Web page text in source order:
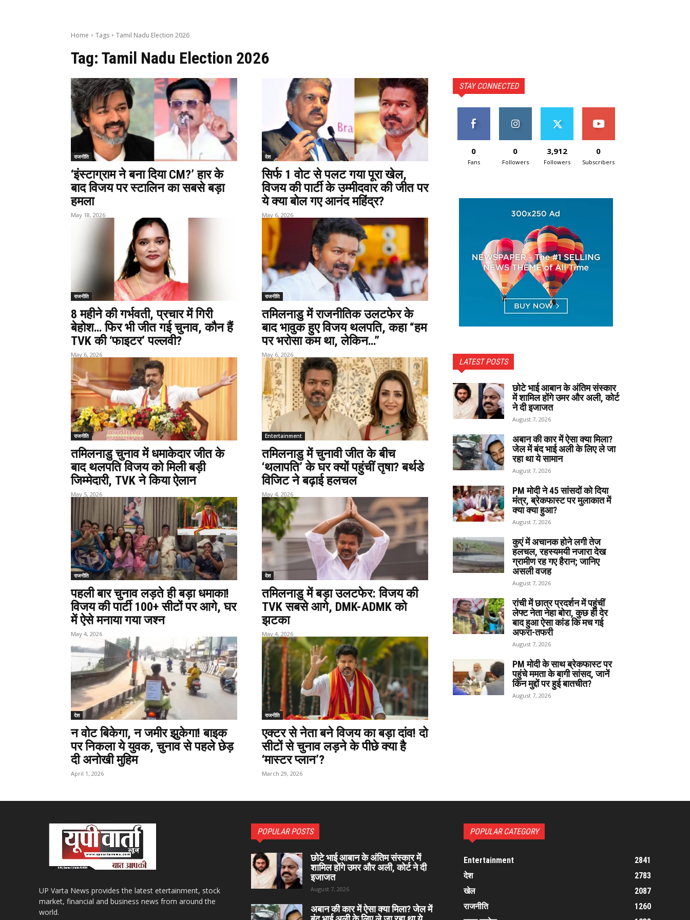
Home Tags Tamil Nadu Election 2026
Tag: Tamil Nadu Election 2026
राजनीति
‘इंस्टाग्राम ने बना दिया CM?’ हार के
बाद विजय पर स्टालिन का सबसे बड़ा
हमला
May 18, 2026
देश
सिर्फ 1 वोट से पलट गया पूरा खेल,
विजय की पार्टी के उम्मीदवार की जीत पर
ये क्या बोल गए आनंद महिंद्र?
May 6, 2026
राजनीति
8 महीने की गर्भवती, प्रचार में गिरी
बेहोश… फिर भी जीत गई चुनाव, कौन हैं
TVK की ‘फाइटर’ पल्लवी?
May 6, 2026
राजनीति
तमिलनाडु में राजनीतिक उलटफेर के
बाद भावुक हुए विजय थलपति, कहा “हम
पर भरोसा कम था, लेकिन…”
May 6, 2026
राजनीति
तमिलनाडु चुनाव में धमाकेदार जीत के
बाद थलपति विजय को मिली बड़ी
जिम्मेदारी, TVK ने किया ऐलान
May 5, 2026
Entertainment
तमिलनाडु में चुनावी जीत के बीच
‘थलापति’ के घर क्यों पहुंचीं तृषा? बर्थडे
विजिट ने बढ़ाई हलचल
May 4, 2026
राजनीति
पहली बार चुनाव लड़ते ही बड़ा धमाका!
विजय की पार्टी 100+ सीटों पर आगे, घर
में ऐसे मनाया गया जश्न
May 4, 2026
देश
तमिलनाडु में बड़ा उलटफेर: विजय की
TVK सबसे आगे, DMK-ADMK को
झटका
May 4, 2026
देश
न वोट बिकेगा, न जमीर झुकेगा! बाइक
पर निकला ये युवक, चुनाव से पहले छेड़
दी अनोखी मुहिम
April 1, 2026
राजनीति
एक्टर से नेता बने विजय का बड़ा दांव! दो
सीटों से चुनाव लड़ने के पीछे क्या है
‘मास्टर प्लान’?
March 29, 2026
STAY CONNECTED
0
Fans
0
Followers
3,912
Followers
0
Subscribers
LATEST POSTS
छोटे भाई आबान के अंतिम संस्कार
में शामिल होंगे उमर और अली, कोर्ट
ने दी इजाजत
August 7, 2026
अबान की कार में ऐसा क्या मिला?
जेल में बंद भाई अली के लिए ले जा
रहा था ये सामान
August 7, 2026
PM मोदी ने 45 सांसदों को दिया
मंत्र, ब्रेकफास्ट पर मुलाकात में
क्या क्या हुआ?
August 7, 2026
कुएं में अचानक होने लगी तेज
हलचल, रहस्यमयी नजारा देख
ग्रामीण रह गए हैरान; जानिए
असली वजह
August 7, 2026
रांची में छात्र प्रदर्शन में पहुंचीं
लेफ्ट नेता नेहा बोरा, कुछ ही देर
बाद हुआ ऐसा कांड कि मच गई
अफरा-तफरी
August 7, 2026
PM मोदी के साथ ब्रेकफास्ट पर
पहुंचे ममता के बागी सांसद, जानें
किन मुद्दों पर हुई बातचीत?
August 7, 2026
UP Varta News provides the latest etertainment, stock
market, financial and business news from around the
world.
POPULAR POSTS
छोटे भाई आबान के अंतिम संस्कार में
शामिल होंगे उमर और अली, कोर्ट ने दी
इजाजत
August 7, 2026
अबान की कार में ऐसा क्या मिला? जेल में
POPULAR CATEGORY
Entertainment
2841
देश
2783
खेल
2087
राजनीति
1260